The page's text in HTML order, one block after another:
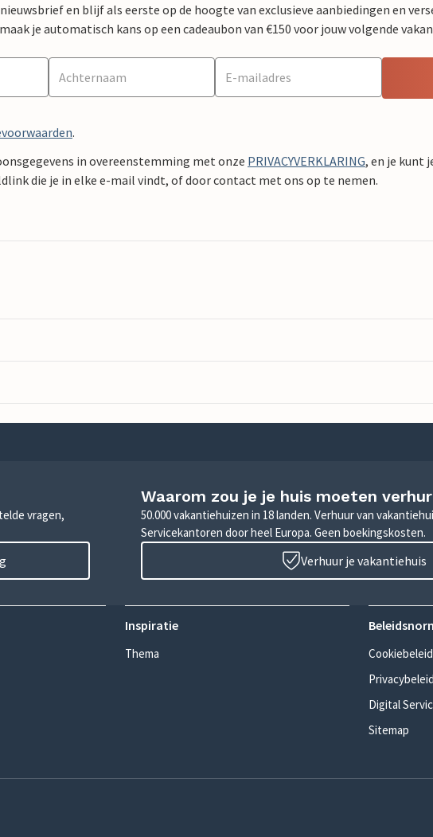
en blijf als eerste op de hoogte van exclusieve aanbiedingen en
je automatisch kans op een cadeaubon van €150 voor jouw volgende
.
in overeenstemming met onze PRIVACYVERKLARING, en je kunt
die je in elke e-mail vindt, of door contact met ons op te nemen.
vragen,
Waarom zou je je huis moeten
50.000 vakantiehuizen in 18 landen. Verhuur van
Servicekantoren door heel Europa. Geen boekingskosten.
Verhuur je vakantiehuis
Inspiratie
Thema
Cookiebeleid
Privacybeleid
Digital
Sitemap